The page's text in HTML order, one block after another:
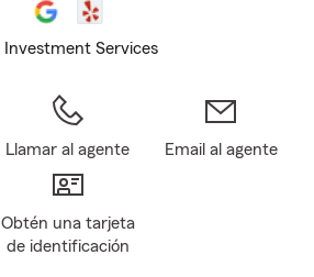
Investment Services
Llamar al agente Email al agente
Obtén una tarjeta
de identificación